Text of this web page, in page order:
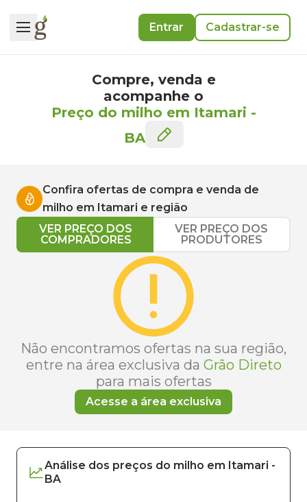
Entrar Cadastrar-se
Compre, venda e
acompanhe o
Preço do milho em Itamari -
BA
Confira ofertas de compra e venda de
milho em Itamari e região
VER PREÇO DOS
COMPRADORES
VER PREÇO DOS
PRODUTORES
Não encontramos ofertas na sua região,
entre na área exclusiva da Grão Direto
para mais ofertas
Acesse a área exclusiva
Análise dos preços do milho em Itamari -
BA